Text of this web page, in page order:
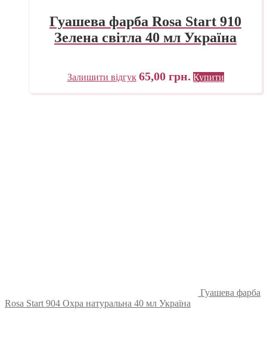
Гуашева фарба Rosa Start 910
Зелена світла 40 мл Україна
Залишити відгук 65,00 грн. Купити
Гуашева фарба
Rosa Start 904 Охра натуральна 40 мл Україна